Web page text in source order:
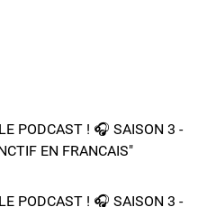
PODCAST ! 🎧 SAISON 3 -
EN FRANCAIS"
PODCAST ! 🎧 SAISON 3 -